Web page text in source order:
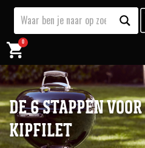
0
DE 6 STAPPEN
KIPFILET